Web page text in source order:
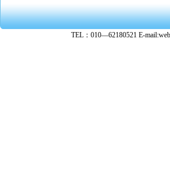
TEL：010—62180521 E-